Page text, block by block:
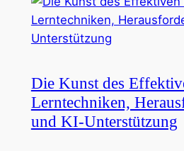
Die Kunst des
Lerntechniken,
und KI-Unterstützung